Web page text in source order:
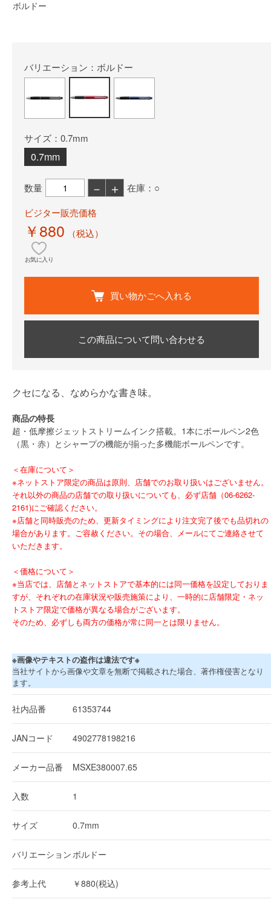
ボルドー
バリエーション：ボルドー
サイズ：0.7mm
0.7mm
数量 － ＋
在庫：○
ビジター販売価格
￥880 （税込）
お気に入り
買い物かごへ入れる
この商品について問い合わせる
クセになる、なめらかな書き味。
商品の特長
超・低摩擦ジェットストリームインク搭載。1本にボールペン2色
（黒・赤）とシャープの機能が揃った多機能ボールペンです。
＜在庫について＞
※ネットストア限定の商品は原則、店舗でのお取り扱いはございません。
それ以外の商品の店舗での取り扱いについても、必ず店舗（06-6262-
2161)にご確認ください。
※店舗と同時販売のため、更新タイミングにより注文完了後でも品切れの
場合があります。ご容赦ください。その場合、メールにてご連絡させて
いただきます。
＜価格について＞
※当店では、店舗とネットストアで基本的には同一価格を設定しておりま
すが、それぞれの在庫状況や販売施策により、一時的に店舗限定・ネッ
トストア限定で価格が異なる場合がございます。
そのため、必ずしも両方の価格が常に同一とは限りません。
※画像やテキストの盗作は違法です※
当社サイトから画像や文章を無断で掲載された場合、著作権侵害となり
ます。
社内品番 61353744
JANコード 4902778198216
メーカー品番 MSXE380007.65
入数 1
サイズ 0.7mm
バリエーション ボルドー
参考上代 ￥880(税込)